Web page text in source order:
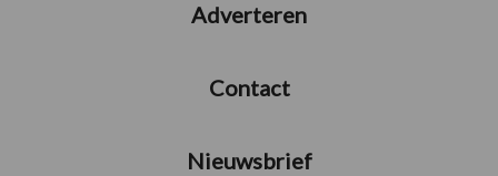
Adverteren
Contact
Nieuwsbrief